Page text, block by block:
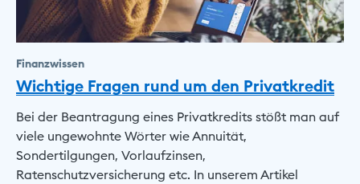
Finanzwissen
Wichtige Fragen rund um den Privatkredit
Bei der Beantragung eines Privatkredits stößt man auf
viele ungewohnte Wörter wie Annuität,
Sondertilgungen, Vorlaufzinsen,
Ratenschutzversicherung etc. In unserem Artikel